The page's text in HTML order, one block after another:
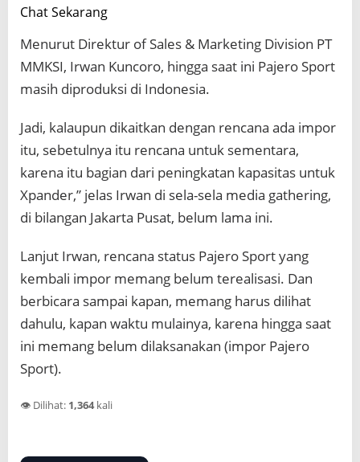
Chat Sekarang
Menurut Direktur of Sales & Marketing Division PT
MMKSI, Irwan Kuncoro, hingga saat ini Pajero Sport
masih diproduksi di Indonesia.
Jadi, kalaupun dikaitkan dengan rencana ada impor
itu, sebetulnya itu rencana untuk sementara,
karena itu bagian dari peningkatan kapasitas untuk
Xpander,” jelas Irwan di sela-sela media gathering,
di bilangan Jakarta Pusat, belum lama ini.
Lanjut Irwan, rencana status Pajero Sport yang
kembali impor memang belum terealisasi. Dan
berbicara sampai kapan, memang harus dilihat
dahulu, kapan waktu mulainya, karena hingga saat
ini memang belum dilaksanakan (impor Pajero
Sport).
👁️ Dilihat: 1,364kali